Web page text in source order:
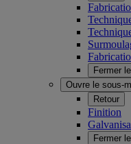
Fermer
Ouvre le sous-
Retour
Finition
Fermer